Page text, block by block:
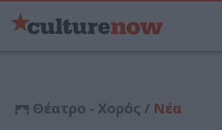
Θέατρο - Χορός / Νέα